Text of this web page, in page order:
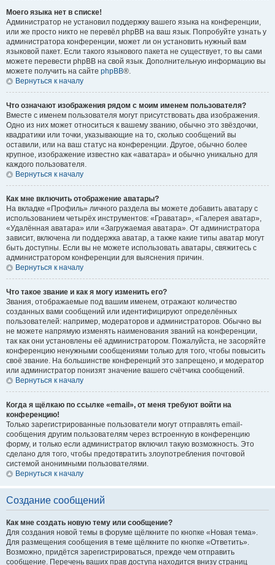
Моего языка нет в списке!
Администратор не установил поддержку вашего языка на конференции,
или же просто никто не перевёл phpBB на ваш язык. Попробуйте узнать у
администратора конференции, может ли он установить нужный вам
языковой пакет. Если такого языкового пакета не существует, то вы сами
можете перевести phpBB на свой язык. Дополнительную информацию вы
можете получить на сайте phpBB®.
Вернуться к началу
Что означают изображения рядом с моим именем пользователя?
Вместе с именем пользователя могут присутствовать два изображения.
Одно из них может относиться к вашему званию, обычно это звёздочки,
квадратики или точки, указывающие на то, сколько сообщений вы
оставили, или на ваш статус на конференции. Другое, обычно более
крупное, изображение известно как «аватара» и обычно уникально для
каждого пользователя.
Вернуться к началу
Как мне включить отображение аватары?
На вкладке «Профиль» личного раздела вы можете добавить аватару с
использованием четырёх инструментов: «Граватар», «Галерея аватар»,
«Удалённая аватара» или «Загружаемая аватара». От администратора
зависит, включена ли поддержка аватар, а также какие типы аватар могут
быть доступны. Если вы не можете использовать аватары, свяжитесь с
администратором конференции для выяснения причин.
Вернуться к началу
Что такое звание и как я могу изменить его?
Звания, отображаемые под вашим именем, отражают количество
созданных вами сообщений или идентифицируют определённых
пользователей: например, модераторов и администраторов. Обычно вы
не можете напрямую изменять наименования званий на конференции,
так как они установлены её администратором. Пожалуйста, не засоряйте
конференцию ненужными сообщениями только для того, чтобы повысить
своё звание. На большинстве конференций это запрещено, и модератор
или администратор понизят значение вашего счётчика сообщений.
Вернуться к началу
Когда я щёлкаю по ссылке «email», от меня требуют войти на
конференцию!
Только зарегистрированные пользователи могут отправлять email-
сообщения другим пользователям через встроенную в конференцию
форму, и только если администратор включил такую возможность. Это
сделано для того, чтобы предотвратить злоупотребления почтовой
системой анонимными пользователями.
Вернуться к началу
Создание сообщений
Как мне создать новую тему или сообщение?
Для создания новой темы в форуме щёлкните по кнопке «Новая тема».
Для размещения сообщения в теме щёлкните по кнопке «Ответить».
Возможно, придётся зарегистрироваться, прежде чем отправить
сообщение. Перечень ваших прав доступа находится внизу страниц